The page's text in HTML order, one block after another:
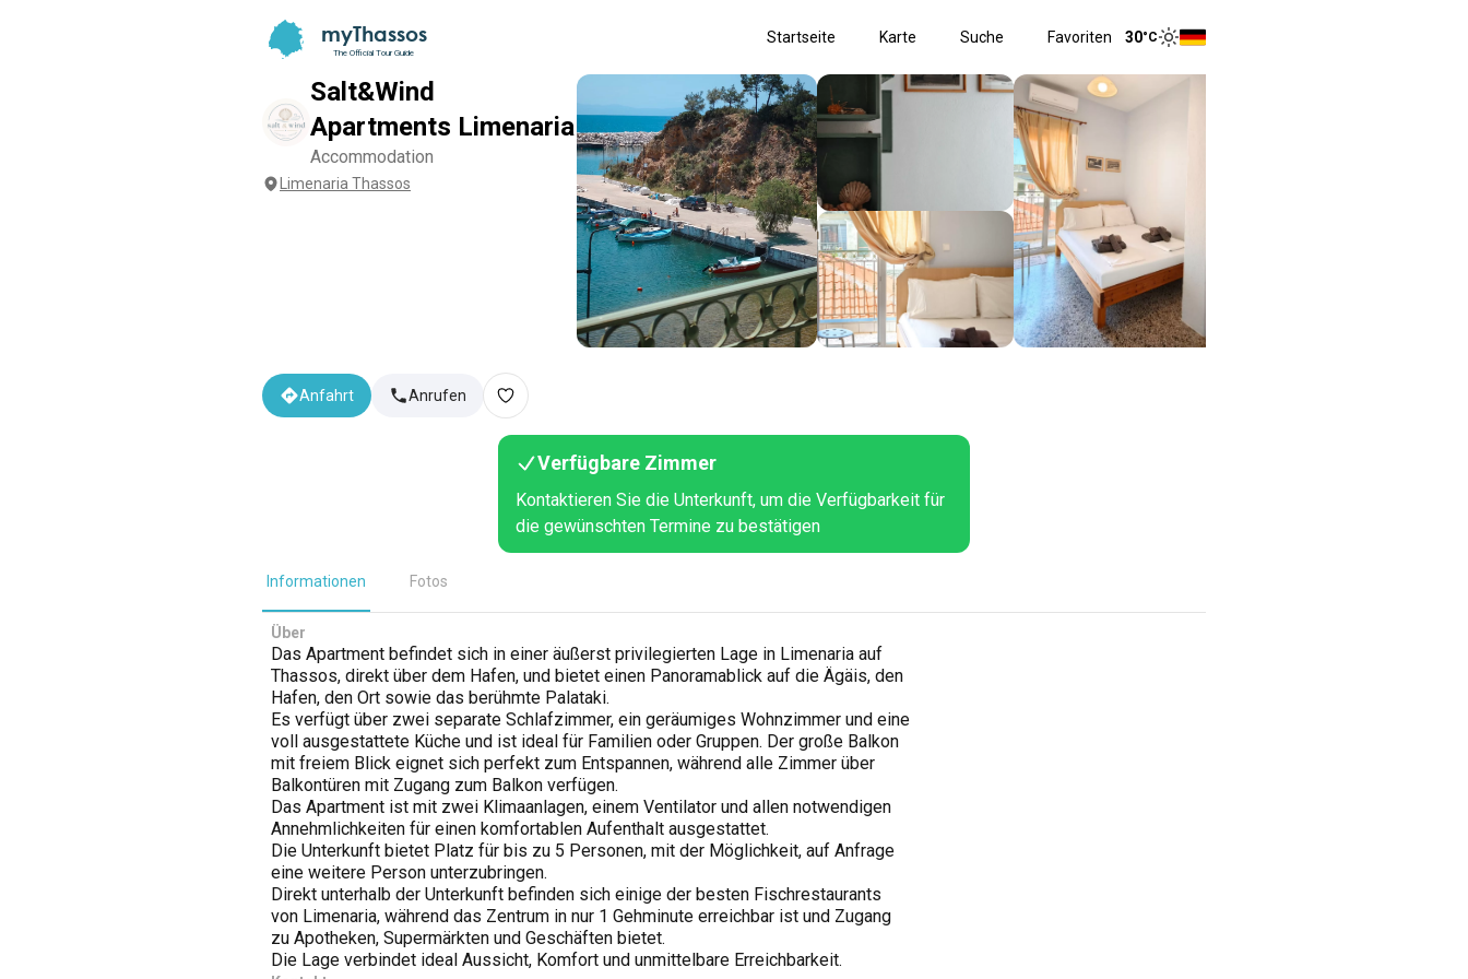
myThassos
The Official Tour Guide
Startseite Karte Suche Favoriten 30°C
Salt&Wind
Apartments Limenaria
Accommodation
Limenaria Thassos
Anfahrt Anrufen
Verfügbare Zimmer
Kontaktieren Sie die Unterkunft, um die Verfügbarkeit für
die gewünschten Termine zu bestätigen
Informationen Fotos
Über
Das Apartment befindet sich in einer äußerst privilegierten Lage in Limenaria auf
Thassos, direkt über dem Hafen, und bietet einen Panoramablick auf die Ägäis, den
Hafen, den Ort sowie das berühmte Palataki.
Es verfügt über zwei separate Schlafzimmer, ein geräumiges Wohnzimmer und eine
voll ausgestattete Küche und ist ideal für Familien oder Gruppen. Der große Balkon
mit freiem Blick eignet sich perfekt zum Entspannen, während alle Zimmer über
Balkontüren mit Zugang zum Balkon verfügen.
Das Apartment ist mit zwei Klimaanlagen, einem Ventilator und allen notwendigen
Annehmlichkeiten für einen komfortablen Aufenthalt ausgestattet.
Die Unterkunft bietet Platz für bis zu 5 Personen, mit der Möglichkeit, auf Anfrage
eine weitere Person unterzubringen.
Direkt unterhalb der Unterkunft befinden sich einige der besten Fischrestaurants
von Limenaria, während das Zentrum in nur 1 Gehminute erreichbar ist und Zugang
zu Apotheken, Supermärkten und Geschäften bietet.
Die Lage verbindet ideal Aussicht, Komfort und unmittelbare Erreichbarkeit.